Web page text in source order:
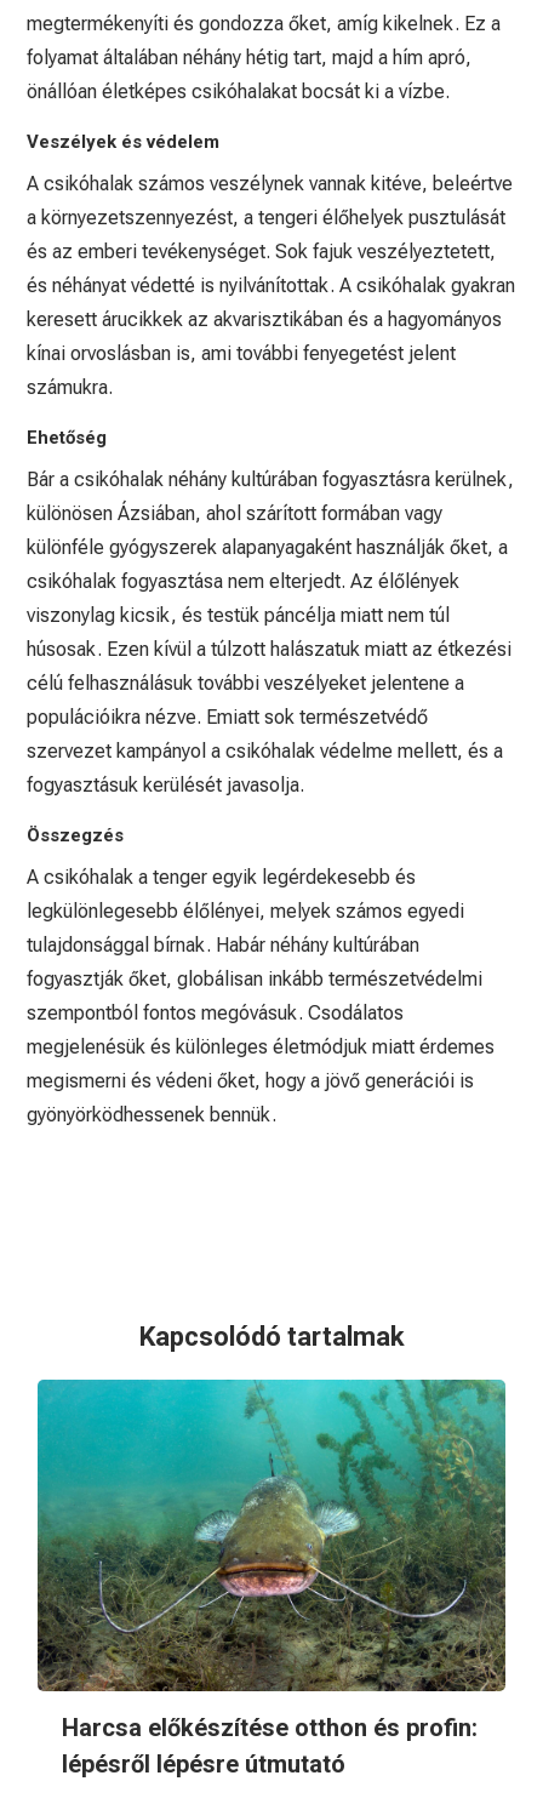
megtermékenyíti és gondozza őket, amíg kikelnek. Ez a
folyamat általában néhány hétig tart, majd a hím apró,
önállóan életképes csikóhalakat bocsát ki a vízbe.
Veszélyek és védelem
A csikóhalak számos veszélynek vannak kitéve, beleértve
a környezetszennyezést, a tengeri élőhelyek pusztulását
és az emberi tevékenységet. Sok fajuk veszélyeztetett,
és néhányat védetté is nyilvánítottak. A csikóhalak gyakran
keresett árucikkek az akvarisztikában és a hagyományos
kínai orvoslásban is, ami további fenyegetést jelent
számukra.
Ehetőség
Bár a csikóhalak néhány kultúrában fogyasztásra kerülnek,
különösen Ázsiában, ahol szárított formában vagy
különféle gyógyszerek alapanyagaként használják őket, a
csikóhalak fogyasztása nem elterjedt. Az élőlények
viszonylag kicsik, és testük páncélja miatt nem túl
húsosak. Ezen kívül a túlzott halászatuk miatt az étkezési
célú felhasználásuk további veszélyeket jelentene a
populációikra nézve. Emiatt sok természetvédő
szervezet kampányol a csikóhalak védelme mellett, és a
fogyasztásuk kerülését javasolja.
Összegzés
A csikóhalak a tenger egyik legérdekesebb és
legkülönlegesebb élőlényei, melyek számos egyedi
tulajdonsággal bírnak. Habár néhány kultúrában
fogyasztják őket, globálisan inkább természetvédelmi
szempontból fontos megóvásuk. Csodálatos
megjelenésük és különleges életmódjuk miatt érdemes
megismerni és védeni őket, hogy a jövő generációi is
gyönyörködhessenek bennük.
Kapcsolódó tartalmak
Harcsa előkészítése otthon és profin:
lépésről lépésre útmutató